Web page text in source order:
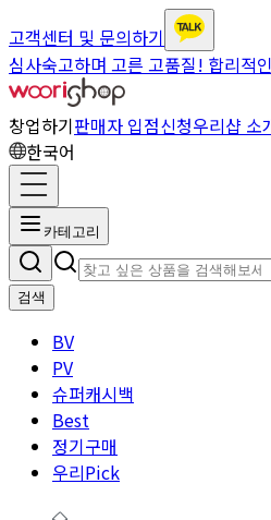
고객센터 및 문의하기
심사숙고하며 고른 고품질! 합리적
창업하기판매자 입점신청우리샵 소
한국어
카테고리
검색
BV
PV
슈퍼캐시백
Best
정기구매
우리Pick